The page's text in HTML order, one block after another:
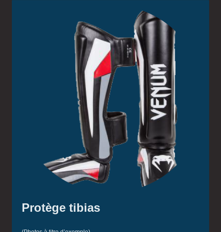
Protège tibias